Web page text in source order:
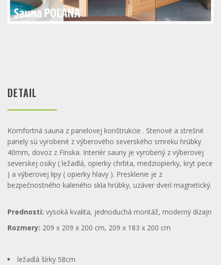
DETAIL
Komfortná sauna z panelovej konštrukcie . Stenové a strešné
panely sú vyrobené z výberového severského smreku hrúbky
40mm, dovoz z Fínska. Interiér sauny je vyrobený z výberovej
severskej osiky ( ležadlá, opierky chrbta, medziopierky, kryt pece
) a výberovej lipy ( opierky hlavy ). Presklenie je z
bezpečnostného kaleného skla hrúbky, uzáver dverí magnetický.
Prednosti: vysoká kvalita, jednoduchá montáž, moderný dizajn
Rozmery: 209 x 209 x 200 cm, 209 x 183 x 200 cm
ležadlá šírky 58cm